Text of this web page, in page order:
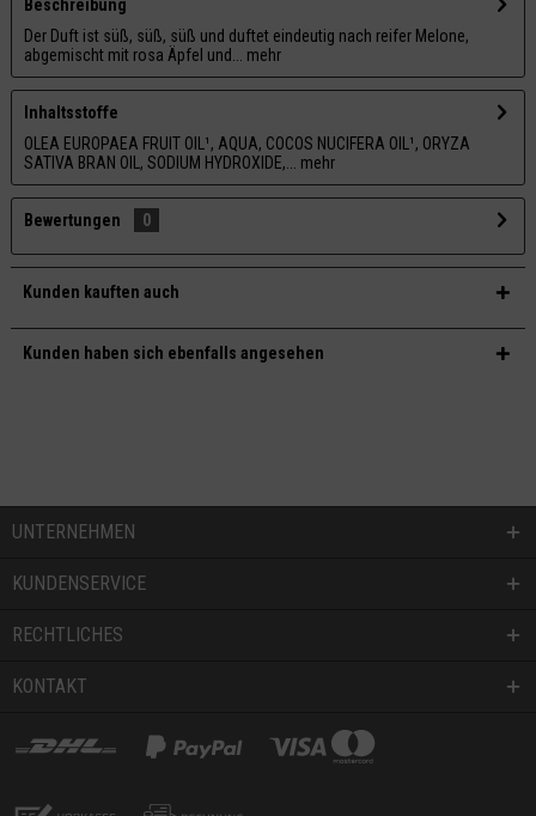
Beschreibung
Der Duft ist süß, süß, süß und duftet eindeutig nach reifer Melone,
abgemischt mit rosa Äpfel und...
mehr
Inhaltsstoffe
OLEA EUROPAEA FRUIT OIL¹, AQUA, COCOS NUCIFERA OIL¹, ORYZA
SATIVA BRAN OIL, SODIUM HYDROXIDE,...
mehr
Bewertungen 0
Kunden kauften auch
Kunden haben sich ebenfalls angesehen
UNTERNEHMEN
KUNDENSERVICE
RECHTLICHES
KONTAKT